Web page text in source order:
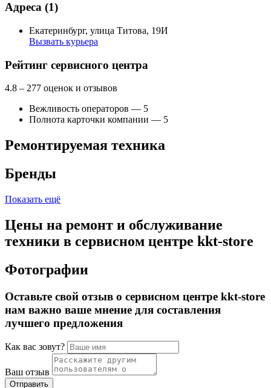
Адреса (1)
Екатеринбург, улица Титова, 19И
Вызвать курьера
Как добраться API Карт
Рейтинг сервисного центра
4.8 – 277 оценок и отзывов
Вежливость операторов — 5
Полнота карточки компании — 5
Ремонтируемая техника
Бренды
Показать ещё
Цены на ремонт и обслуживание
техники в сервисном центре kkt-store
Фотографии
Оставьте свой отзыв о сервисном центре kkt-store
нам важно ваше мнение для составления
лучшего предложения
Как вас зовут?
Ваш отзыв